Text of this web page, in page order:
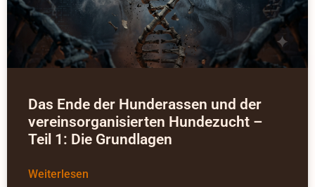
Das Ende der Hunderassen und der
vereinsorganisierten Hundezucht –
Teil 1: Die Grundlagen
Weiterlesen